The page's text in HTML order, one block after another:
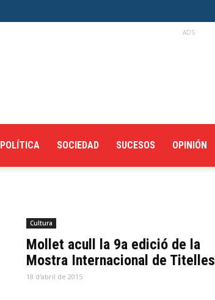
ADS
POLÍTICA SOCIEDAD SUCESOS OPINIÓN
Cultura
Mollet acull la 9a edició de la
Mostra Internacional de Titelles
18 d'abril de 2015